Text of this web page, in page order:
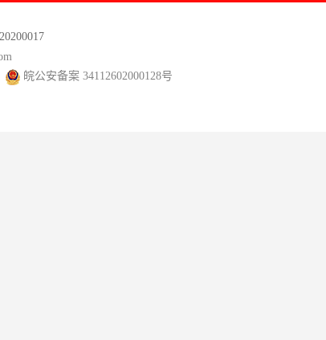
皖公安备案 34112602000128号